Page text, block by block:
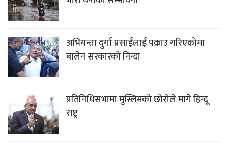
अभियन्ता दुर्गा प्रसाईंलाई पक्राउ गरिएकोमा
बालेन सरकारको निन्दा
प्रतिनिधिसभामा मुस्लिमको छोरोले मागे हिन्दू
राष्ट्र